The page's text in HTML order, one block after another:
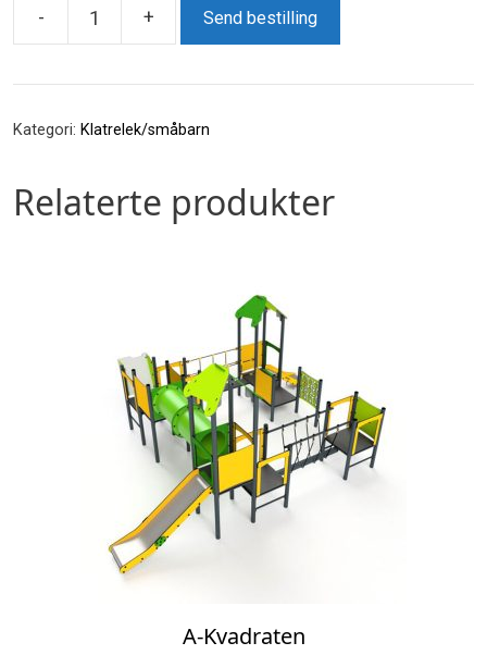
-
Malta
+ Send bestilling
Kategori: Klatrelek/småbarn
Relaterte produkter
A-Kvadraten